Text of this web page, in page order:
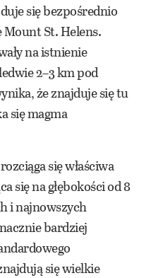
się bezpośrednio
Mount St. Helens.
na istnienie
2–3 km pod
że znajduje się tu
się magma
się właściwa
się na głębokości od 8
i najnowszych
bardziej
się wielkie